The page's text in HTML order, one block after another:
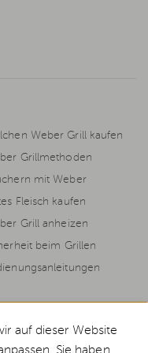
Weber Grill kaufen
Grillmethoden
mit Weber
Fleisch kaufen
Grill anheizen
beim Grillen
auf dieser Website